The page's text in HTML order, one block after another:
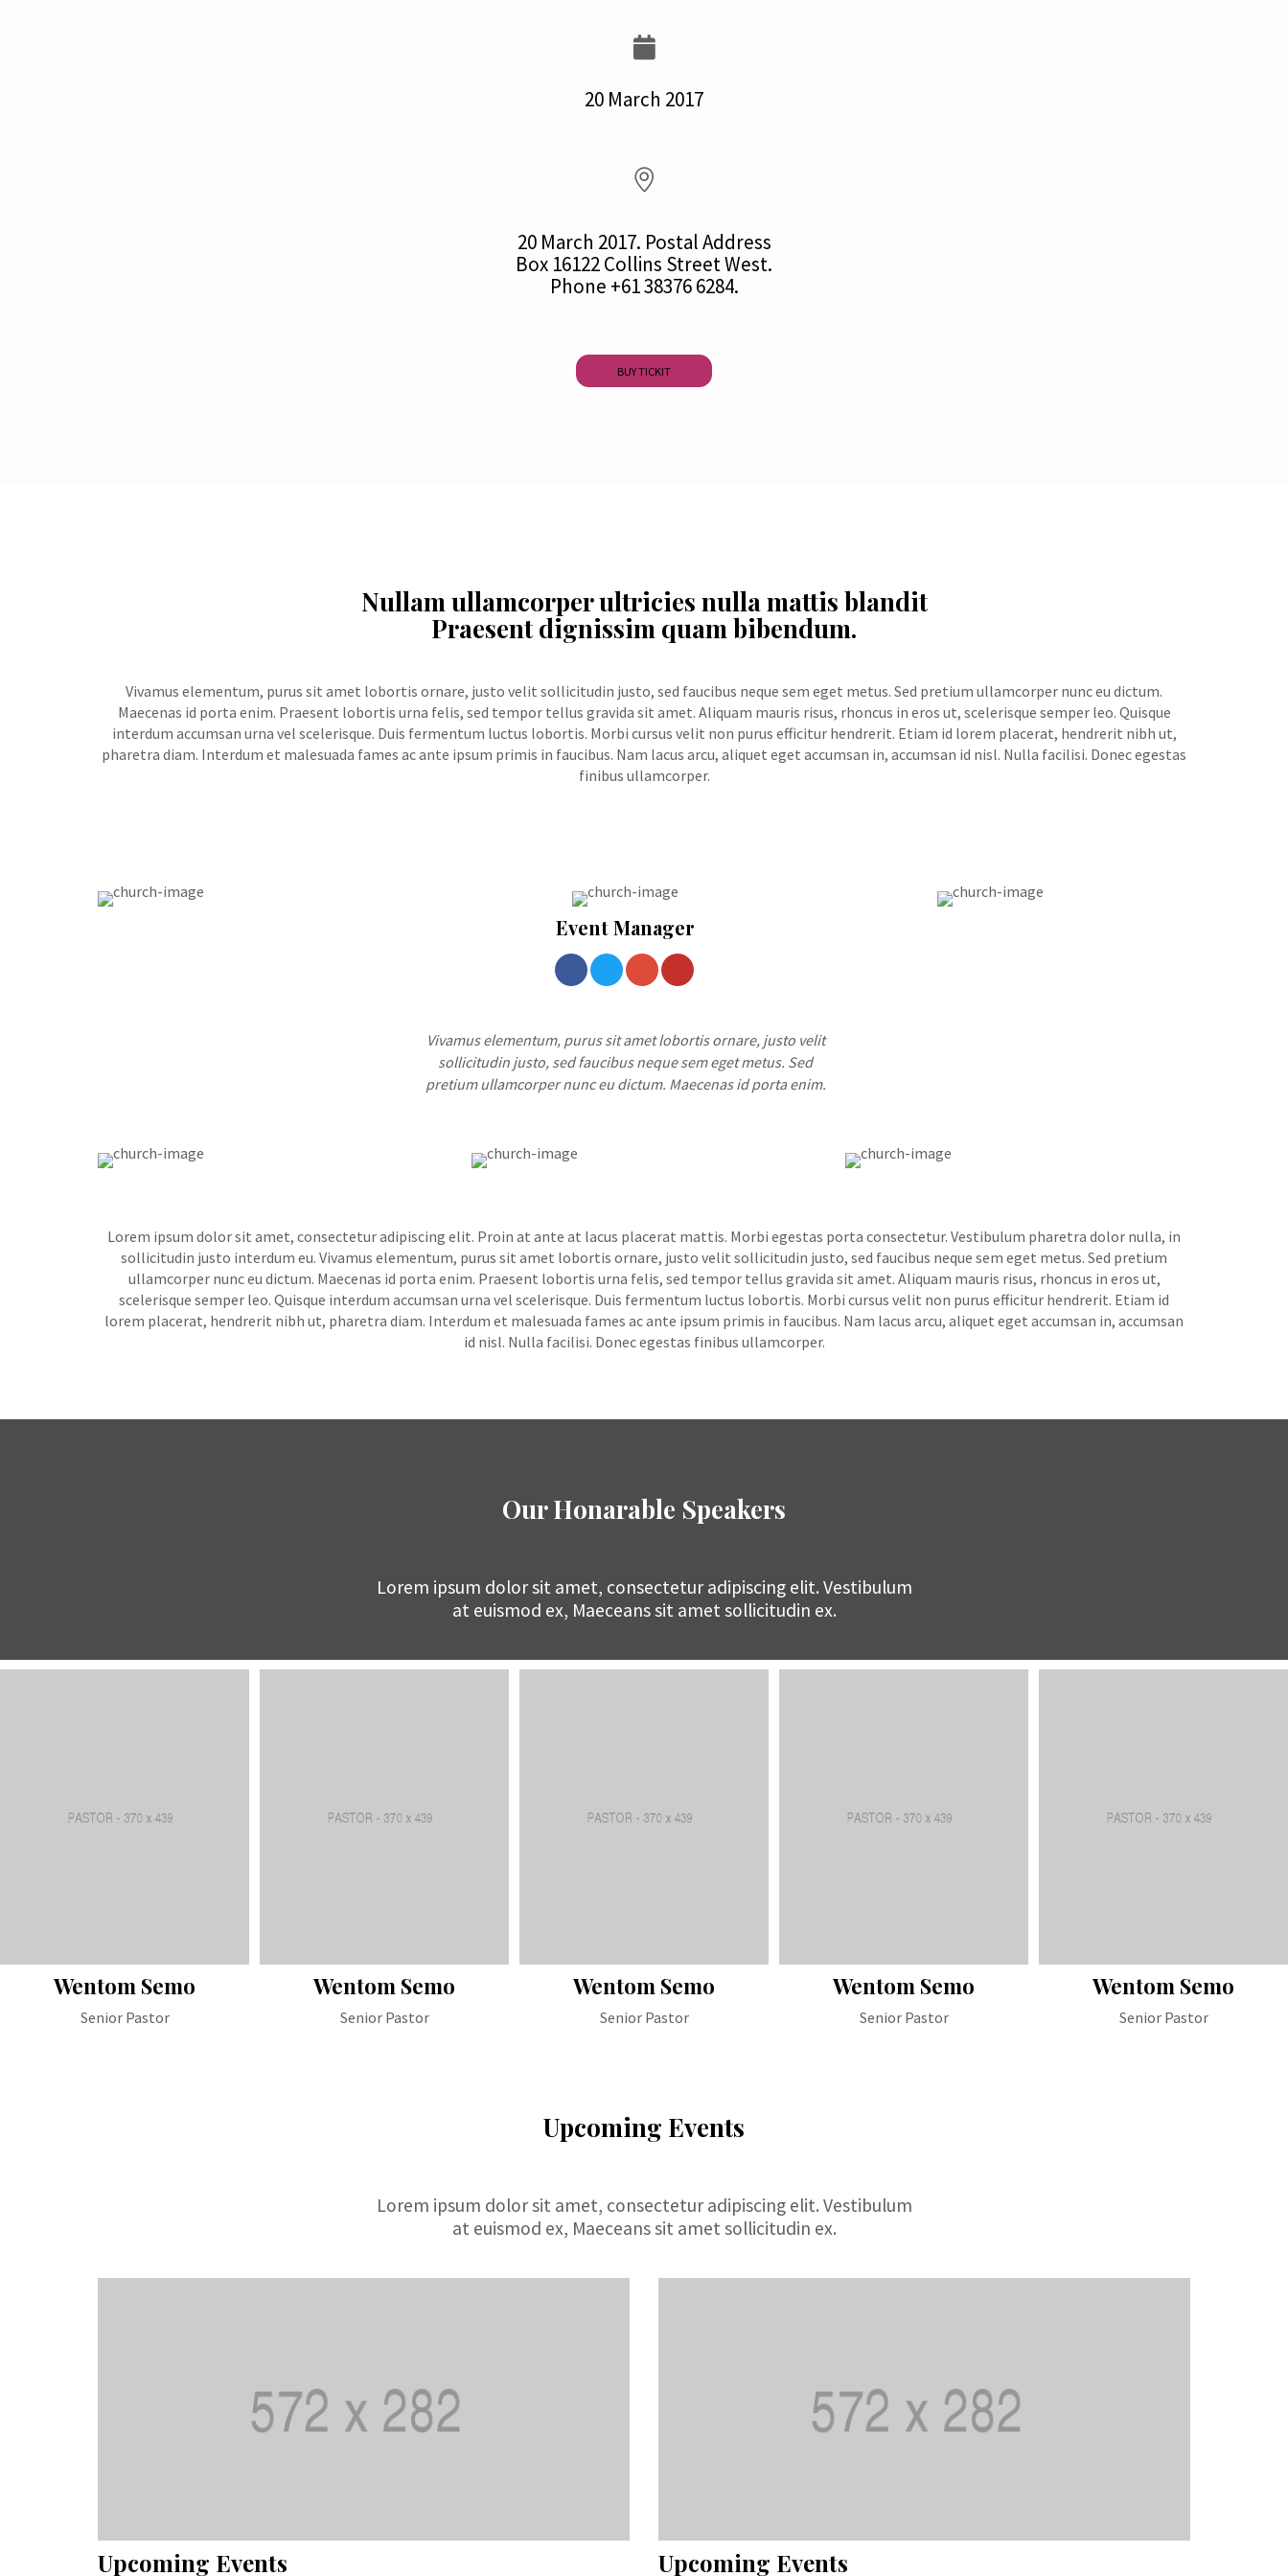
20 March 2017
20 March 2017. Postal Address
Box 16122 Collins Street West.
Phone +61 38376 6284.
BUY TICKIT
Nullam ullamcorper ultricies nulla mattis blandit
Praesent dignissim quam bibendum.
Vivamus elementum, purus sit amet lobortis ornare, justo velit sollicitudin justo, sed faucibus neque sem eget metus. Sed pretium ullamcorper nunc eu dictum.
Maecenas id porta enim. Praesent lobortis urna felis, sed tempor tellus gravida sit amet. Aliquam mauris risus, rhoncus in eros ut, scelerisque semper leo. Quisque
interdum accumsan urna vel scelerisque. Duis fermentum luctus lobortis. Morbi cursus velit non purus efficitur hendrerit. Etiam id lorem placerat, hendrerit nibh ut,
pharetra diam. Interdum et malesuada fames ac ante ipsum primis in faucibus. Nam lacus arcu, aliquet eget accumsan in, accumsan id nisl. Nulla facilisi. Donec egestas
finibus ullamcorper.
Event Manager
Vivamus elementum, purus sit amet lobortis ornare, justo velit
sollicitudin justo, sed faucibus neque sem eget metus. Sed
pretium ullamcorper nunc eu dictum. Maecenas id porta enim.
Lorem ipsum dolor sit amet, consectetur adipiscing elit. Proin at ante at lacus placerat mattis. Morbi egestas porta consectetur. Vestibulum pharetra dolor nulla, in
sollicitudin justo interdum eu. Vivamus elementum, purus sit amet lobortis ornare, justo velit sollicitudin justo, sed faucibus neque sem eget metus. Sed pretium
ullamcorper nunc eu dictum. Maecenas id porta enim. Praesent lobortis urna felis, sed tempor tellus gravida sit amet. Aliquam mauris risus, rhoncus in eros ut,
scelerisque semper leo. Quisque interdum accumsan urna vel scelerisque. Duis fermentum luctus lobortis. Morbi cursus velit non purus efficitur hendrerit. Etiam id
lorem placerat, hendrerit nibh ut, pharetra diam. Interdum et malesuada fames ac ante ipsum primis in faucibus. Nam lacus arcu, aliquet eget accumsan in, accumsan
id nisl. Nulla facilisi. Donec egestas finibus ullamcorper.
Our Honarable Speakers
Lorem ipsum dolor sit amet, consectetur adipiscing elit. Vestibulum
at euismod ex, Maeceans sit amet sollicitudin ex.
Wentom Semo
Senior Pastor
Wentom Semo
Senior Pastor
Wentom Semo
Senior Pastor
Wentom Semo
Senior Pastor
Wentom Semo
Senior Pastor
Upcoming Events
Lorem ipsum dolor sit amet, consectetur adipiscing elit. Vestibulum
at euismod ex, Maeceans sit amet sollicitudin ex.
Upcoming Events Upcoming Events